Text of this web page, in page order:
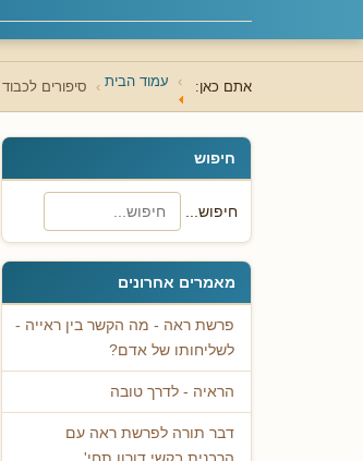
אתם כאן: עמוד הבית סיפורים
חיפוש
חיפוש...
מאמרים אחרונים
פרשת ראה - מה הקשר בין ראייה -
לשליחותו של אדם?
הראיה - לדרך טובה
דבר תורה לפרשת ראה עם